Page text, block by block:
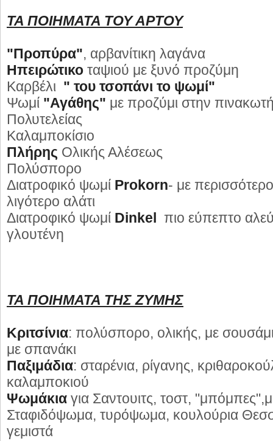
ΤΑ ΠΟΙΗΜΑΤΑ ΤΟΥ ΑΡΤΟΥ
"Προπύρα", αρβανίτικη λαγάνα
Ηπειρώτικο ταψιού με ξυνό προζύμη
Καρβέλι " του τσοπάνι το ψωμί"
Ψωμί "Αγάθης" με προζύμι στην
Πολυτελείας
Καλαμποκίσιο
Πλήρης Ολικής Αλέσεως
Πολύσπορο
Διατροφικό ψωμί Prokorn- με
λιγότερο αλάτι
Διατροφικό ψωμί Dinkel πιο εύπεπτο
γλουτένη
ΤΑ ΠΟΙΗΜΑΤΑ ΤΗΣ ΖΥΜΗΣ
Κριτσίνια: πολύσπορο, ολικής, με
με σπανάκι
Παξιμάδια: σταρένια, ρίγανης,
καλαμποκιού
Ψωμάκια για Σαντουιτς, τοστ,
Σταφιδόψωμα, τυρόψωμα, κουλούρια
γεμιστά